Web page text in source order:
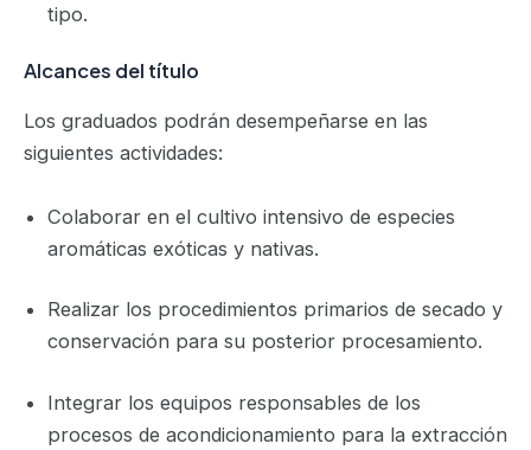
tipo.
Alcances del título
Los graduados podrán desempeñarse en las
siguientes actividades:
Colaborar en el cultivo intensivo de especies
aromáticas exóticas y nativas.
Realizar los procedimientos primarios de secado y
conservación para su posterior procesamiento.
Integrar los equipos responsables de los
procesos de acondicionamiento para la extracción